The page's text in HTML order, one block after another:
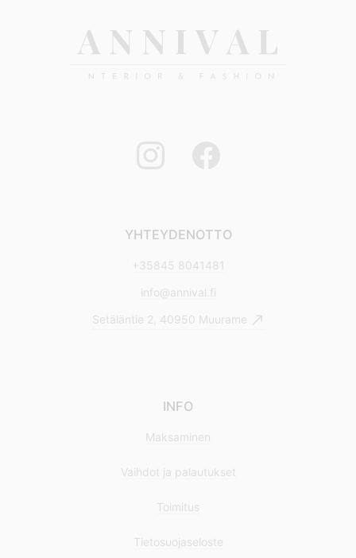
YHTEYDENOTTO
+35845 8041481
info@annival.fi
Setäläntie 2, 40950 Muurame
INFO
Maksaminen
Vaihdot ja palautukset
Toimitus
Tietosuojaseloste